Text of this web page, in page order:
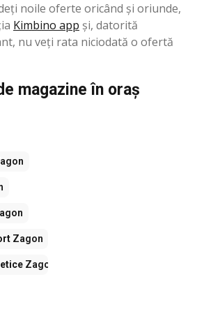
noile oferte oricând și oriunde,
Kimbino app și, datorită
nu veți rata niciodată o ofertă
magazine în oraș
Zagon
Zagon